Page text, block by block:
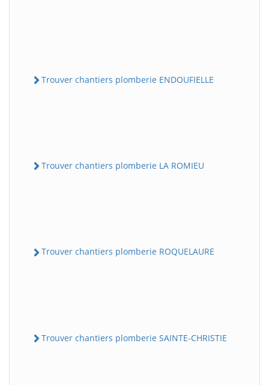
Trouver chantiers plomberie ENDOUFIELLE
Trouver chantiers plomberie LA ROMIEU
Trouver chantiers plomberie ROQUELAURE
Trouver chantiers plomberie SAINTE-CHRISTIE